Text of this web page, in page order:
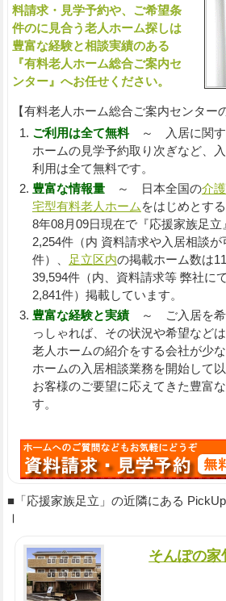
料請求・見学予約や、ご希望条
件のに見合う老人ホーム探しは
豊富な経験と相談実績のある
『有料老人ホーム総合ご案内セ
ンター』へお任せください。
【有料老人ホーム総合ご案内センター
ご利用は全て無料～ 入居に関す
ホームの見学予約取り次ぎなど、
利用は全て無料です。
豊富な情報量～ 日本全国の介
宅型有料老人ホーム をはじめとす
8年08月09日現在で『応援家族足立
2,254件（内 資料請求や入居相談
件）、
足立区内の掲載ホーム数は
39,594件（内、資料請求等 弊社に
2,841件）掲載しています。
豊富な経験と実績～ ご入居を希
っしゃれば、その状況や希望など
老人ホームの紹介をする会社が少
ホームの入居相談業務を開始して
お客様のご要望に応えてきた豊富
す。
■「応援家族足立」の近隣にある
Ⅰ
そんぽの家